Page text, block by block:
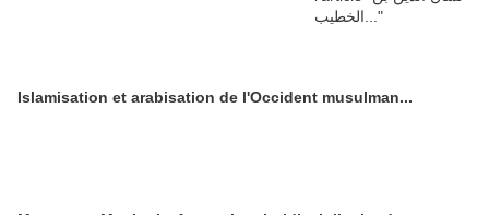
Islamisation et arabisation de l'Occident musulman...